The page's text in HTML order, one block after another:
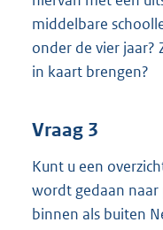
middelbare
onder de vier jaar?
in kaart brengen?
Vraag 3
Kunt u een
wordt gedaan
binnen als buiten